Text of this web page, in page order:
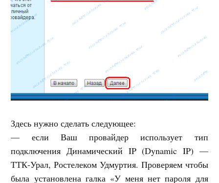
Здесь нужно сделать следующее:
— если Ваш провайдер использует тип
подключения Динамический IP (Dynamic IP) —
ТТК-Урал, Ростелеком Удмуртия. Проверяем чтобы
была установлена галка «У меня нет пароля для